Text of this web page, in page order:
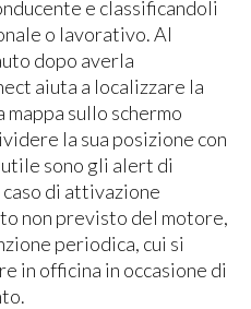
e classificandoli
o lavorativo. Al
dopo averla
aiuta a localizzare la
sullo schermo
la sua posizione con
sono gli alert di
caso di attivazione
non previsto del motore,
periodica, cui si
in officina in occasione di